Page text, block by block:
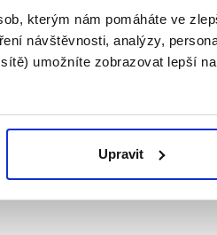
kterým nám pomáháte ve
návštěvnosti, analýzy,
umožníte zobrazovat lepší
Upravit